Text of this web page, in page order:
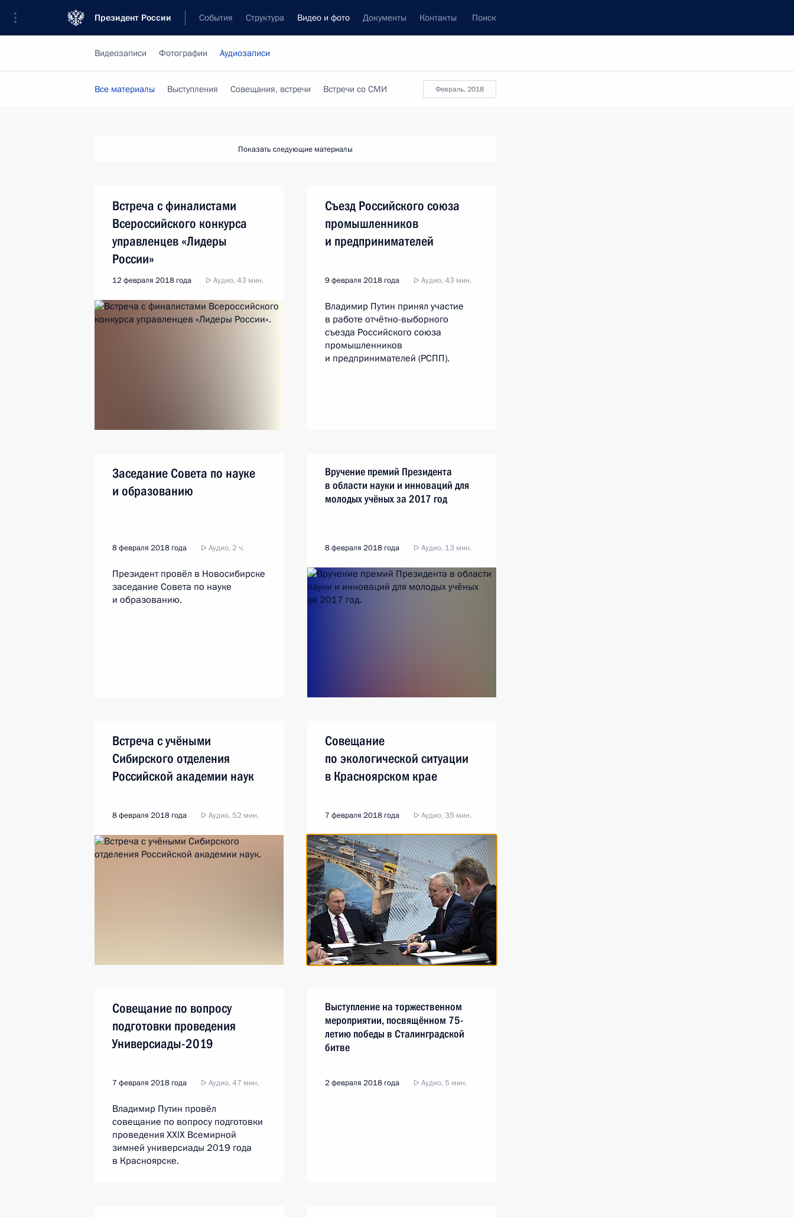
Президент России События Структура Видео и фото Документы Контакты Поиск
Видеозаписи Фотографии Аудиозаписи
февраль, 2018
Все материалы Выступления Совещания, встречи Встречи со СМИ
Показать следующие материалы
Встреча с финалистами
Всероссийского конкурса
управленцев «Лидеры
России»
12 февраля 2018 года Аудио, 43 мин.
Съезд Российского союза
промышленников
и предпринимателей
9 февраля 2018 года Аудио, 43 мин.
Владимир Путин принял участие
в работе отчётно-выборного
съезда Российского союза
промышленников
и предпринимателей (РСПП).
Заседание Совета по науке
и образованию
8 февраля 2018 года Аудио, 2 ч.
Президент провёл в Новосибирске
заседание Совета по науке
и образованию.
Вручение премий Президента
в области науки и инноваций для
молодых учёных за 2017 год
8 февраля 2018 года Аудио, 13 мин.
Встреча с учёными
Сибирского отделения
Российской академии наук
8 февраля 2018 года Аудио, 52 мин.
Совещание
по экологической ситуации
в Красноярском крае
7 февраля 2018 года Аудио, 35 мин.
Совещание по вопросу
подготовки проведения
Универсиады-2019
7 февраля 2018 года Аудио, 47 мин.
Владимир Путин провёл
совещание по вопросу подготовки
проведения XXIX Всемирной
зимней универсиады 2019 года
в Красноярске.
Выступление на торжественном
мероприятии, посвящённом 75-
летию победы в Сталинградской
битве
2 февраля 2018 года Аудио, 5 мин.